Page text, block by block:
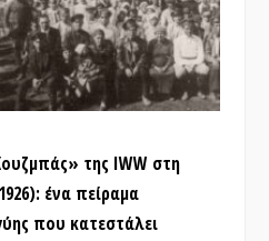
της IWW στη
ένα πείραμα
που κατεστάλει